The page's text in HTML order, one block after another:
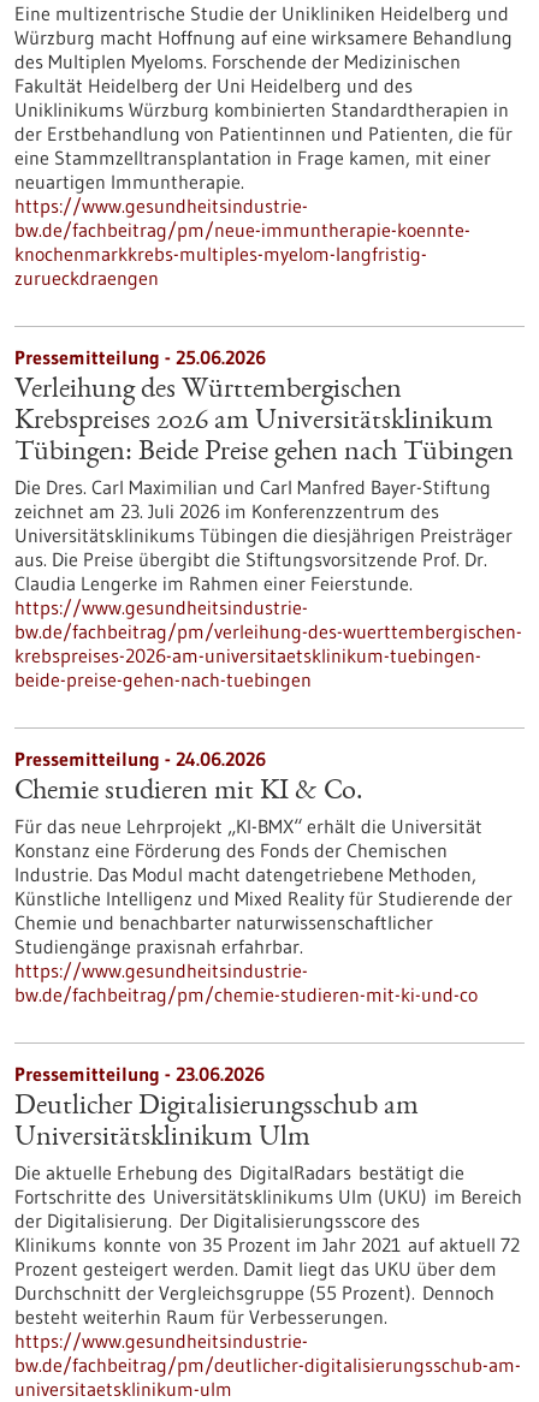
Eine multizentrische Studie der Unikliniken Heidelberg und
Würzburg macht Hoffnung auf eine wirksamere Behandlung
des Multiplen Myeloms. Forschende der Medizinischen
Fakultät Heidelberg der Uni Heidelberg und des
Uniklinikums Würzburg kombinierten Standardtherapien in
der Erstbehandlung von Patientinnen und Patienten, die für
eine Stammzelltransplantation in Frage kamen, mit einer
neuartigen Immuntherapie.
https://www.gesundheitsindustrie-
bw.de/fachbeitrag/pm/neue-immuntherapie-koennte-
knochenmarkkrebs-multiples-myelom-langfristig-
zurueckdraengen
Pressemitteilung - 25.06.2026
Verleihung des Württembergischen
Krebspreises 2026 am Universitätsklinikum
Tübingen: Beide Preise gehen nach Tübingen
Die Dres. Carl Maximilian und Carl Manfred Bayer-Stiftung
zeichnet am 23. Juli 2026 im Konferenzzentrum des
Universitätsklinikums Tübingen die diesjährigen Preisträger
aus. Die Preise übergibt die Stiftungsvorsitzende Prof. Dr.
Claudia Lengerke im Rahmen einer Feierstunde.
https://www.gesundheitsindustrie-
bw.de/fachbeitrag/pm/verleihung-des-wuerttembergischen-
krebspreises-2026-am-universitaetsklinikum-tuebingen-
beide-preise-gehen-nach-tuebingen
Pressemitteilung - 24.06.2026
Chemie studieren mit KI & Co.
Für das neue Lehrprojekt „KI-BMX“ erhält die Universität
Konstanz eine Förderung des Fonds der Chemischen
Industrie. Das Modul macht datengetriebene Methoden,
Künstliche Intelligenz und Mixed Reality für Studierende der
Chemie und benachbarter naturwissenschaftlicher
Studiengänge praxisnah erfahrbar.
https://www.gesundheitsindustrie-
bw.de/fachbeitrag/pm/chemie-studieren-mit-ki-und-co
Pressemitteilung - 23.06.2026
Deutlicher Digitalisierungsschub am
Universitätsklinikum Ulm
Die aktuelle Erhebung des DigitalRadars bestätigt die
Fortschritte des Universitätsklinikums Ulm (UKU) im Bereich
der Digitalisierung. Der Digitalisierungsscore des
Klinikums konnte von 35 Prozent im Jahr 2021 auf aktuell 72
Prozent gesteigert werden. Damit liegt das UKU über dem
Durchschnitt der Vergleichsgruppe (55 Prozent). Dennoch
besteht weiterhin Raum für Verbesserungen.
https://www.gesundheitsindustrie-
bw.de/fachbeitrag/pm/deutlicher-digitalisierungsschub-am-
universitaetsklinikum-ulm